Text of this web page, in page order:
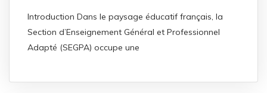
Introduction Dans le paysage éducatif français, la
Section d’Enseignement Général et Professionnel
Adapté (SEGPA) occupe une